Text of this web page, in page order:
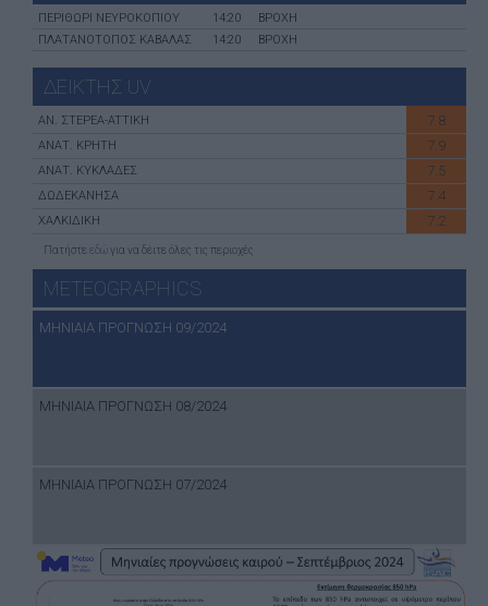
ΠΕΡΙΘΩΡΙ ΝΕΥΡΟΚΟΠΙΟΥ 14:20
ΒΡΟΧΗ
ΠΛΑΤΑΝΟΤΟΠΟΣ ΚΑΒΑΛΑΣ
14:20 ΒΡΟΧΗ
ΔΕΙΚΤΗΣ UV
ΑN. ΣΤΕΡΕΑ-ATTIKH 7.8
ΑΝΑΤ. ΚΡΗΤΗ 7.9
ΑΝΑΤ. ΚΥΚΛΑΔΕΣ 7.5
ΔΩΔΕΚΑΝΗΣΑ 7.4
ΧΑΛΚΙΔΙΚΗ 7.2
Πατήστε εδώγια να δέιτε όλες τις περιοχές
METEOGRAPHICS
ΜΗΝΙΑΙΑ ΠΡΟΓΝΩΣΗ 09/2024
ΜΗΝΙΑΙΑ ΠΡΟΓΝΩΣΗ 08/2024
ΜΗΝΙΑΙΑ ΠΡΟΓΝΩΣΗ 07/2024